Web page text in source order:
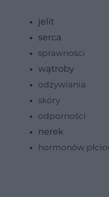
jelit
serca
sprawności
wątroby
odżywiania
skóry
odporności
nerek
hormonów